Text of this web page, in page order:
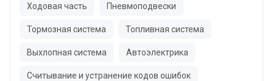
Ходовая часть Пневмоподвески
Тормозная система Топливная система
Выхлопная система Автоэлектрика
Считывание и устранение кодов ошибок